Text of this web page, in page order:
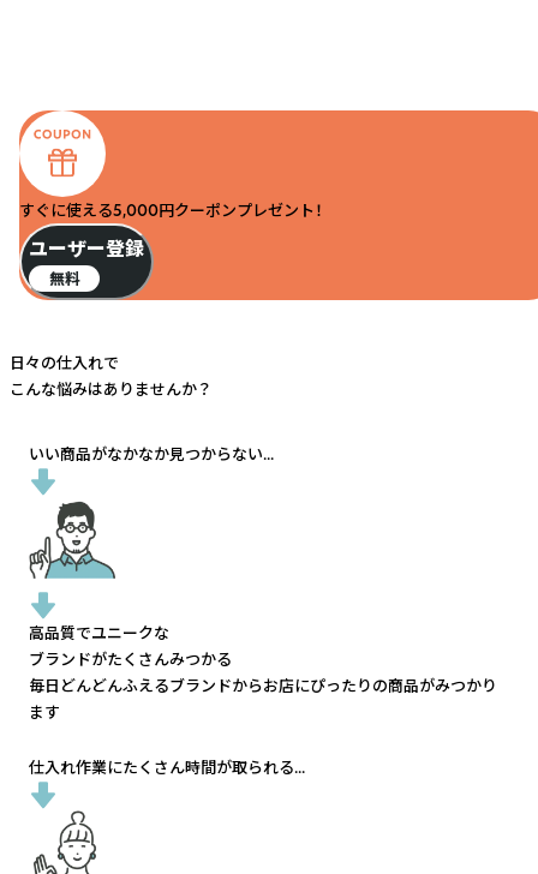
すぐに使える5,000円クーポンプレゼント！
ユーザー登録
無料
日々の仕入れで
こんな悩みはありませんか？
いい商品がなかなか見つからない...
高品質でユニークな
ブランドがたくさんみつかる
毎日どんどんふえるブランドからお店にぴったりの商品がみつかり
ます
仕入れ作業にたくさん時間が取られる...